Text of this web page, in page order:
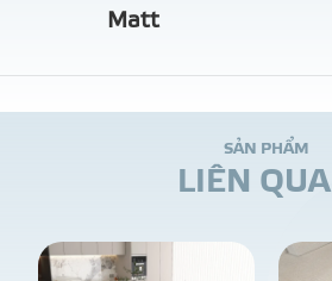
Matt
SẢN PHẨM
LIÊN QUA